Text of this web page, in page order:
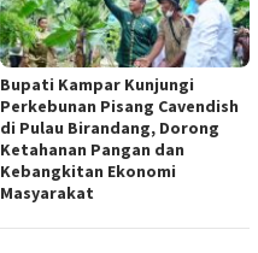
Bupati Kampar Kunjungi
Perkebunan Pisang Cavendish
di Pulau Birandang, Dorong
Ketahanan Pangan dan
Kebangkitan Ekonomi
Masyarakat